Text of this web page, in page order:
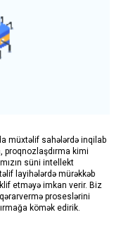
müxtəlif sahələrdə inqilab
proqnozlaşdırma kimi
süni intellekt
layihələrdə mürəkkəb
etməyə imkan verir. Biz
proseslərini
kömək edirik.